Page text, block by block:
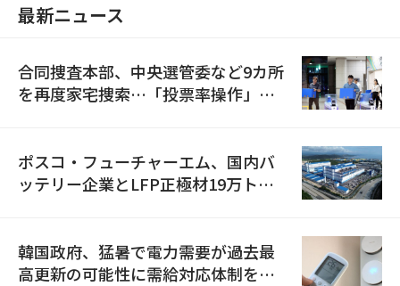
最新ニュース
合同捜査本部、中央選管委など9カ所
を再度家宅捜索…「投票率操作」の
ポスコ・フューチャーエム、国内バ
ッテリー企業とLFP正極材19万トン
韓国政府、猛暑で電力需要が過去最
高更新の可能性に需給対応体制を点